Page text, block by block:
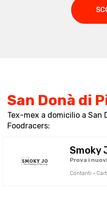
San Donà di
Tex-mex a domicilio a San
Foodracers:
Smoky
Prova i
Contanti ·